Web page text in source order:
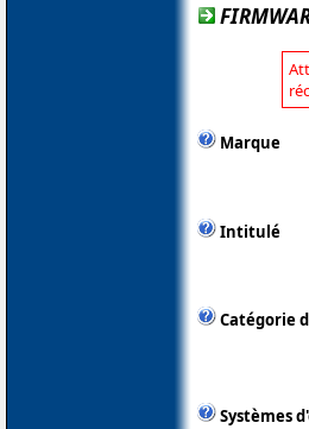
Marque
Intitulé
Catégorie
Systèmes